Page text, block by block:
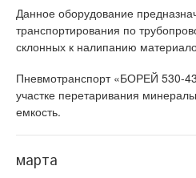
Данное оборудование
транспортирования по
склонных к налипанию
Пневмотранспорт «БОРЕЙ 530-
участке перетаривания
емкость.
марта